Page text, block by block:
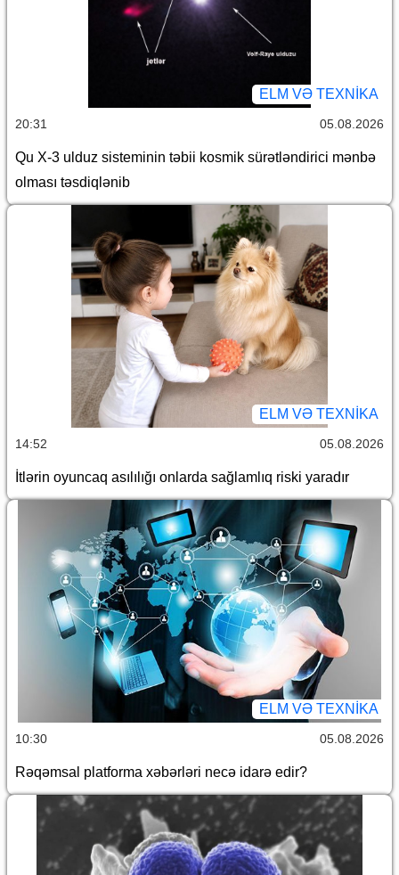
ELM VƏ TEXNIKA
20:31 05.08.2026
Qu X-3 ulduz sisteminin təbii kosmik sürətləndirici mənbə
olması təsdiqlənib
ELM VƏ TEXNIKA
14:52 05.08.2026
İtlərin oyuncaq asılılığı onlarda sağlamlıq riski yaradır
ELM VƏ TEXNIKA
10:30 05.08.2026
Rəqəmsal platforma xəbərləri necə idarə edir?